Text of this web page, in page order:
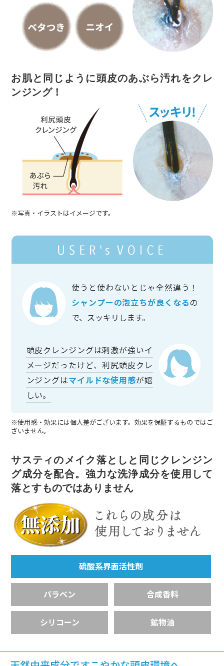
お肌と同じように頭皮のあぶら汚れをクレ
ンジング！
※写真・イラストはイメージです。
使うと使わないとじゃ全然違う！
シャンプーの泡立ちが良くなるの
で、スッキリします。
頭皮クレンジングは刺激が強いイ
メージだったけど、利尻頭皮クレ
ンジングはマイルドな使用感が嬉
しい。
※使用感・効果には個人差がございます。効果を保証するものではご
ざいません。
サスティのメイク落としと同じクレンジン
グ成分を配合。強力な洗浄成分を使用して
落とすものではありません
硫酸系界面活性剤
パラベン 合成香料
シリコーン 鉱物油